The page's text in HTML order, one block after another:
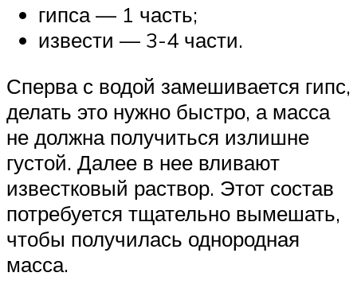
гипса — 1 часть;
извести — 3-4 части.
Сперва с водой замешивается гипс,
делать это нужно быстро, а масса
не должна получиться излишне
густой. Далее в нее вливают
известковый раствор. Этот состав
потребуется тщательно вымешать,
чтобы получилась однородная
масса.